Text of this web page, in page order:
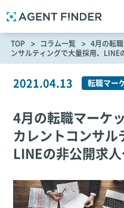
TOP コラム一覧
4月の転
ンサルティングで大量採用、LINE
2021.04.13 転職マー
4月の転職マーケ
カレントコンサル
LINEの非公開求